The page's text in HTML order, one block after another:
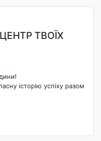
ТВОЇХ
історію успіху разом